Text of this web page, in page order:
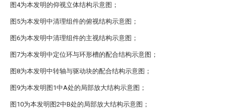
图4为本发明的仰视立体结构示意图；
图5为本发明中清理组件的俯视结构示意图；
图6为本发明中清理组件的主视结构示意图；
图7为本发明中定位环与环形槽的配合结构示意图；
图8为本发明中转轴与驱动块的配合结构示意图；
图9为本发明图1中A处的局部放大结构示意图；
图10为本发明图2中B处的局部放大结构示意图；